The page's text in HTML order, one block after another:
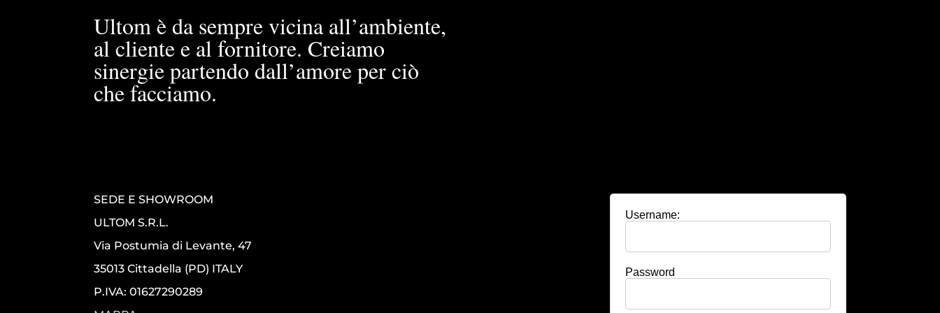
Ultom è da sempre vicina all’ambiente,
al cliente e al fornitore. Creiamo
sinergie partendo dall’amore per ciò
che facciamo.
SEDE E SHOWROOM
ULTOM S.R.L.
Via Postumia di Levante, 47
35013 Cittadella (PD) ITALY
P.IVA: 01627290289
Username:
Password